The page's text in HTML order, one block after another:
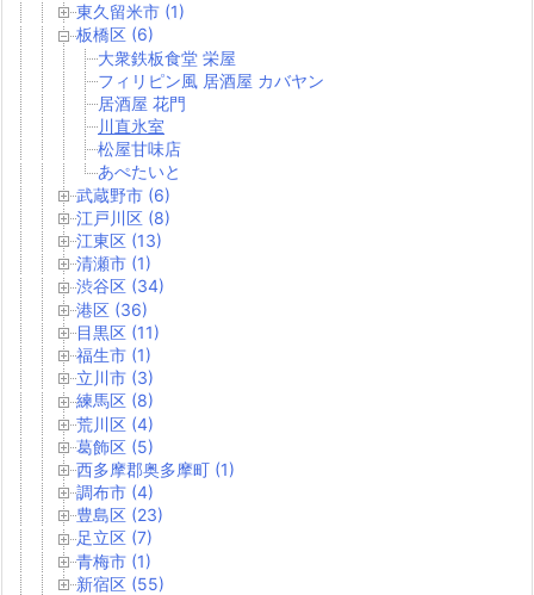
東久留米市 (1)
板橋区 (6)
大衆鉄板食堂 栄屋
フィリピン風 居酒屋 カバヤン
居酒屋 花門
川直氷室
松屋甘味店
あぺたいと
武蔵野市 (6)
江戸川区 (8)
江東区 (13)
清瀬市 (1)
渋谷区 (34)
港区 (36)
目黒区 (11)
福生市 (1)
立川市 (3)
練馬区 (8)
荒川区 (4)
葛飾区 (5)
西多摩郡奥多摩町 (1)
調布市 (4)
豊島区 (23)
足立区 (7)
青梅市 (1)
新宿区 (55)